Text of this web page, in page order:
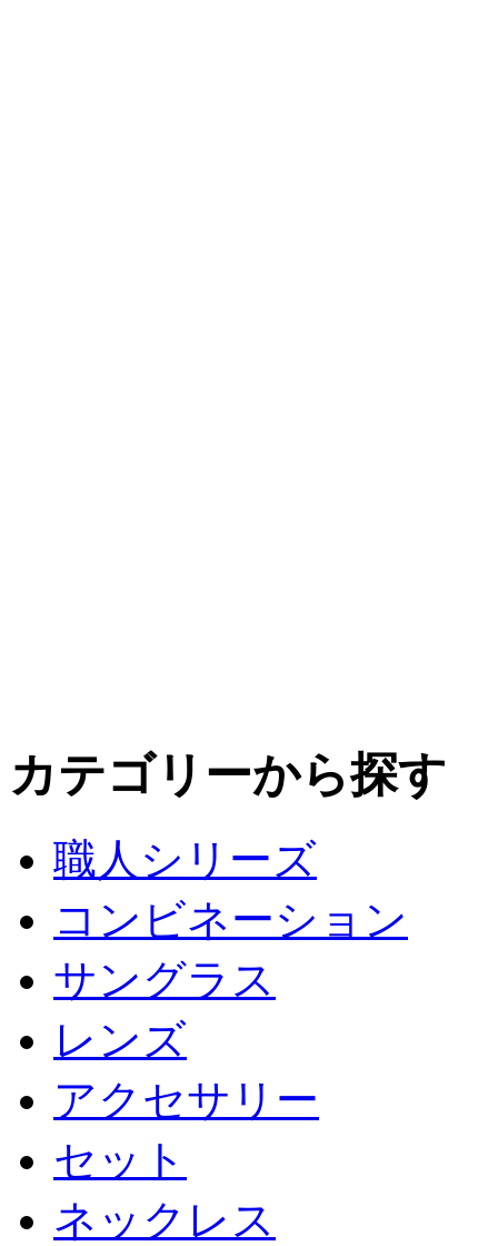
カテゴリーから探す
職人シリーズ
コンビネーション
サングラス
レンズ
アクセサリー
セット
ネックレス